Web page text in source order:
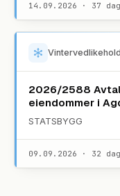
14.09.2026 · 37
Vintervedlikehold
2026/2588
eiendommer i
STATSBYGG
09.09.2026 · 32